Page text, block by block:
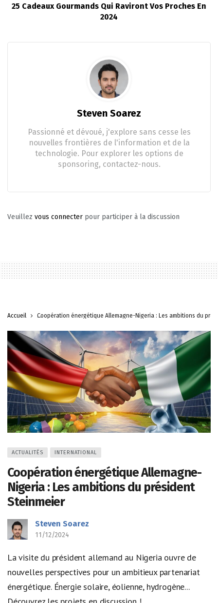
25 Cadeaux Gourmands Qui Raviront Vos Proches En
2024
Steven Soarez
Passionné et dévoué, j'explore sans cesse les
nouvelles frontières de l'information et de la
technologie. Pour explorer les options de
sponsoring, contactez-nous.
Veuillez vous connecter pour participer à la discussion
Accueil Coopération énergétique Allemagne-Nigeria : Les ambitions du
ACTUALITÉS INTERNATIONAL
Coopération énergétique Allemagne-
Nigeria : Les ambitions du président
Steinmeier
Steven Soarez
11/12/2024
La visite du président allemand au Nigeria ouvre de
nouvelles perspectives pour un ambitieux partenariat
énergétique. Énergie solaire, éolienne, hydrogène...